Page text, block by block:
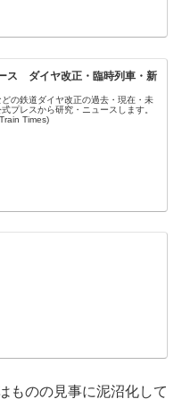
ス ダイヤ改正・臨時列車・新
の鉄道ダイヤ改正の過去・現在・未
プレスから研究・ニュースします。
Times)
ものの見事に泥沼化して